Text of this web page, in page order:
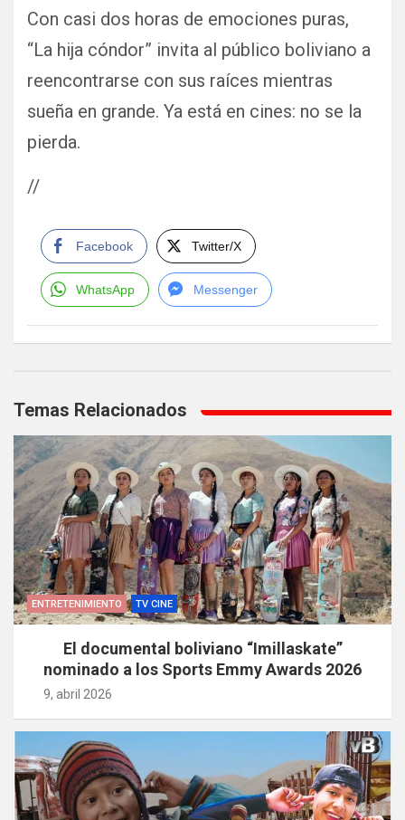
Con casi dos horas de emociones puras,
“La hija cóndor” invita al público boliviano a
reencontrarse con sus raíces mientras
sueña en grande. Ya está en cines: no se la
pierda.
//
Facebook Twitter/X
WhatsApp Messenger
de
entradas
Temas Relacionados
ENTRETENIMIENTO TV CINE
El documental boliviano “Imillaskate”
nominado a los Sports Emmy Awards 2026
9, abril 2026